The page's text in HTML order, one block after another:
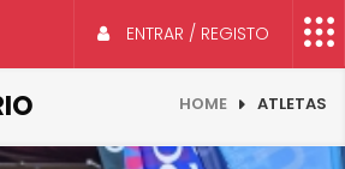
ENTRAR / REGISTO
HOME ATLETAS